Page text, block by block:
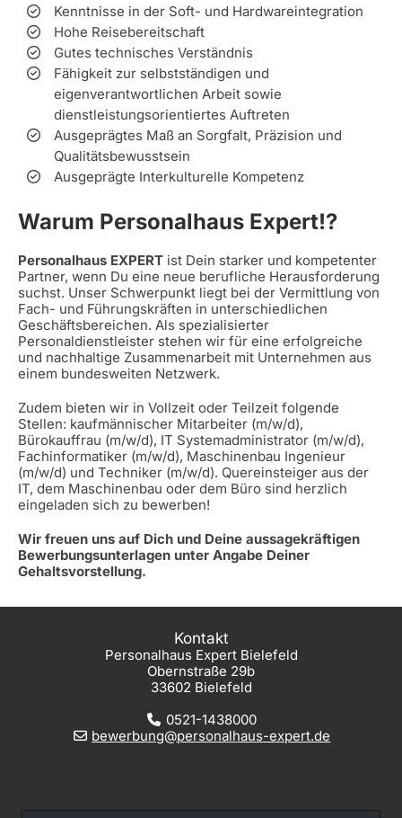
Kenntnisse in der Soft- und Hardwareintegration
Hohe Reisebereitschaft
Gutes technisches Verständnis
Fähigkeit zur selbstständigen und
eigenverantwortlichen Arbeit sowie
dienstleistungsorientiertes Auftreten
Ausgeprägtes Maß an Sorgfalt, Präzision und
Qualitätsbewusstsein
Ausgeprägte Interkulturelle Kompetenz
Warum Personalhaus Expert!?
Personalhaus EXPERT ist Dein starker und kompetenter
Partner, wenn Du eine neue berufliche Herausforderung
suchst. Unser Schwerpunkt liegt bei der Vermittlung von
Fach- und Führungskräften in unterschiedlichen
Geschäftsbereichen. Als spezialisierter
Personaldienstleister stehen wir für eine erfolgreiche
und nachhaltige Zusammenarbeit mit Unternehmen aus
einem bundesweiten Netzwerk.
Zudem bieten wir in Vollzeit oder Teilzeit folgende
Stellen: kaufmännischer Mitarbeiter (m/w/d),
Bürokauffrau (m/w/d), IT Systemadministrator (m/w/d),
Fachinformatiker (m/w/d), Maschinenbau Ingenieur
(m/w/d) und Techniker (m/w/d). Quereinsteiger aus der
IT, dem Maschinenbau oder dem Büro sind herzlich
eingeladen sich zu bewerben!
Wir freuen uns auf Dich und Deine aussagekräftigen
Bewerbungsunterlagen unter Angabe Deiner
Gehaltsvorstellung.
Kontakt
Personalhaus Expert Bielefeld
Obernstraße 29b
33602 Bielefeld
0521-1438000
bewerbung@personalhaus-expert.de